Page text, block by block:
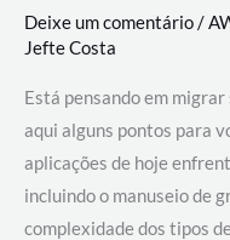
Deixe um comentário/
Jefte Costa
Está pensando em migrar
aqui alguns pontos para
aplicações de hoje
incluindo o manuseio de
complexidade dos tipos